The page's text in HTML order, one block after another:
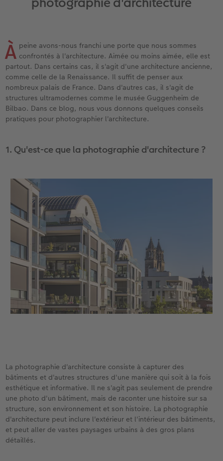
XXL Panorama
Petit Carré
Bébé
Types de papier
Types de couvertures
Possibilités
Accessoires
Art Collection
Modes de commande
Conseils pour vos livres photos
CEWE MYPHOTOS
Tirages photo rétro carré
Marque-page photo
Tirage photo encadré
Poster photo premium
Lots de photos
Autocollants photo
Accessoires
Tableau photo prestige
Photo sur bois
hexxas
Polyptyque
Décoration murale encadrée
Accessoires
Calendrier mural Fineline
Modèles créatifs
Accessoires
Textiles
Coques smartphones
Boîte cadeau
Bon cadeau CEWE
Tirages créatifs
Idées cadeaux
Faire-part de mariage
Faire-part d'anniversaire
Faire-part de communion
Tous les thèmes
Effet relief
Mariage
Conséils décoration murale
Conseils pour votre livre photo
Conseils pour la photographie
CEWE myPhotos
Tutoriels
Magazine CEWE
Tipa Awards
Pour les enfants
Cadeaux plus durables
À peine avons-nous franchi une porte que nous sommes
confrontés à l'architecture. Aimée ou moins aimée, elle est
partout. Dans certains cas, il s'agit d'une architecture ancienne,
comme celle de la Renaissance. Il suffit de penser aux
nombreux palais de France. Dans d'autres cas, il s'agit de
structures ultramodernes comme le musée Guggenheim de
Bilbao. Dans ce blog, nous vous donnons quelques conseils
pratiques pour photographier l'architecture.
1. Qu'est-ce que la photographie d'architecture ?
La photographie d'architecture consiste à capturer des
bâtiments et d'autres structures d'une manière qui soit à la fois
esthétique et informative. Il ne s'agit pas seulement de prendre
une photo d'un bâtiment, mais de raconter une histoire sur sa
structure, son environnement et son histoire. La photographie
d'architecture peut inclure l'extérieur et l'intérieur des bâtiments,
et peut aller de vastes paysages urbains à des gros plans
détaillés.